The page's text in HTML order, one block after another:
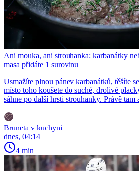
Ani mouka, ani strouhanka: karbanátky
masa přidáte 1 surovinu
Usmažíte plnou pánev karbanátků, těšíte
místo toho koušete do suché, drolivé
sáhne po další hrsti strouhanky. Právě tam
Bruneta v kuchyni
dnes, 04:14
4 min